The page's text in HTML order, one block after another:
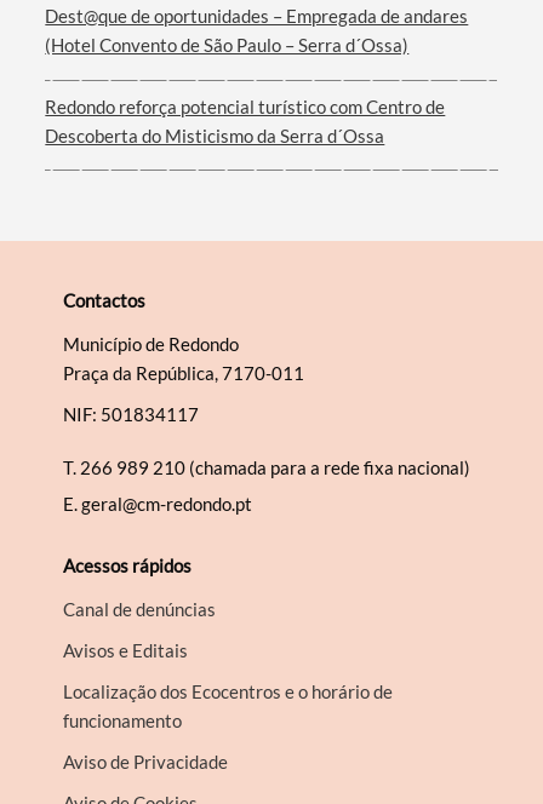
Dest@que de oportunidades – Empregada de andares
(Hotel Convento de São Paulo – Serra d´Ossa)
Redondo reforça potencial turístico com Centro de
Descoberta do Misticismo da Serra d´Ossa
Contactos
Município de Redondo
Praça da República, 7170-011
NIF: 501834117
T. 266 989 210 (chamada para a rede fixa nacional)
E.geral@cm-redondo.pt
Acessos rápidos
Canal de denúncias
Avisos e Editais
Localização dos Ecocentros e o horário de
funcionamento
Aviso de Privacidade